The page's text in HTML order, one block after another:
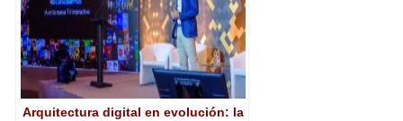
Arquitectura digital en evolución: la